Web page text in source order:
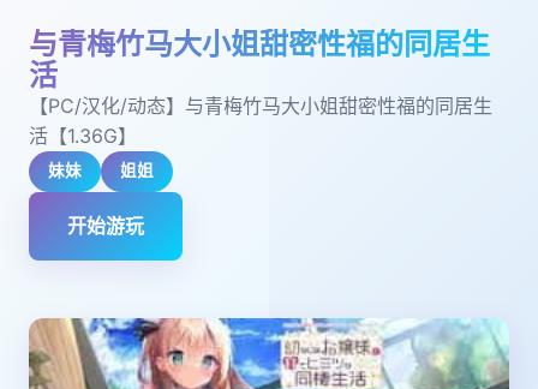
与青梅竹马大小姐甜密性福的同居生
活
【PC/汉化/动态】与青梅竹马大小姐甜密性福的同居生
活【1.36G】
妹妹 姐姐
开始游玩